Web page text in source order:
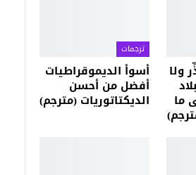
ولا
ما
ترجمات
أسوأ الديموقراطيات
أفضل من أحسن
الديكتاتوريات (مترجم)